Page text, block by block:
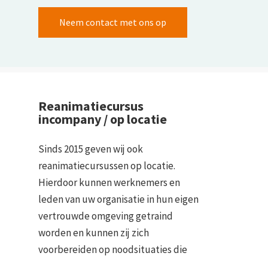
Neem contact met ons op
Reanimatiecursus
incompany / op locatie
Sinds 2015 geven wij ook
reanimatiecursussen op locatie.
Hierdoor kunnen werknemers en
leden van uw organisatie in hun eigen
vertrouwde omgeving getraind
worden en kunnen zij zich
voorbereiden op noodsituaties die